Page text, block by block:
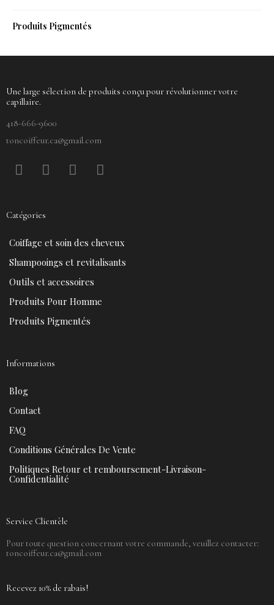
Produits Pigmentés
Une large sélection de produits conçu pour révolutionner votre
capillaire.
418-666-9600
toncoiffeur.ca@gmail.com
F
a
b
o
o
k
P
i
e
e
s
t
Y
o
b
e
I
n
r
a
Catégories
Coiffage et soin des cheveux
Shampooings et revitalisants
Outils et accessoires
Produits Pour Homme
Produits Pigmentés
Informations
Blog
Contact
FAQ
Conditions Générales De Vente
Politiques Retour et remboursement-Livraison-
Confidentialité
Service Clientèle
Pour toute question concernant votre commande, veuillez contacter:
toncoiffeur.ca@gmail.com
Recevez 10% de rabais!